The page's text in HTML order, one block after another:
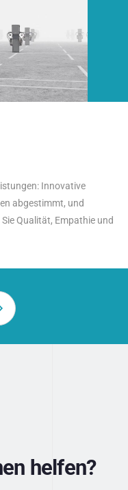
Innovative
abgestimmt, und
Qualität, Empathie und
helfen?